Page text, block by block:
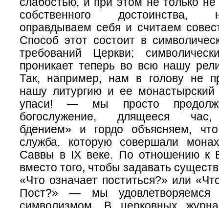
собственного достоинства,
оправдываем себя и считаем
Способ этот состоит в
требований Церкви;
проникает теперь во всю нашу
Так, например, нам в голову не
нашу литургию и ее
упаси! — мы просто
богослужение, длящееся
бдением» и гордо объясняем,
служба, которую совершали
Саввы в IX веке. По отношению к
вместо того, чтобы задавать
«Что означает поститься?» или
Пост?» — мы удовлетворяемся